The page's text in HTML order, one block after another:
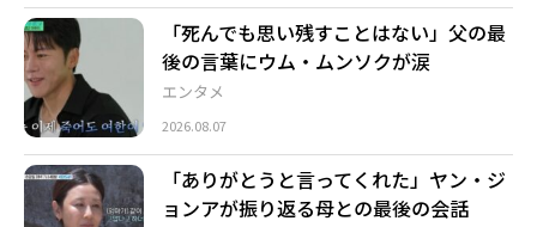
エンタメ
「死んでも思い残すことはない」父の最
後の言葉にウム・ムンソクが涙
2026.08.07
「ありがとうと言ってくれた」ヤン・ジ
ョンアが振り返る母との最後の会話